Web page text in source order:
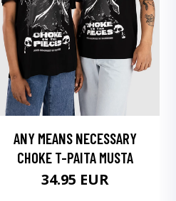
ANY MEANS NECESSARY
CHOKE T-PAITA MUSTA
34.95 EUR